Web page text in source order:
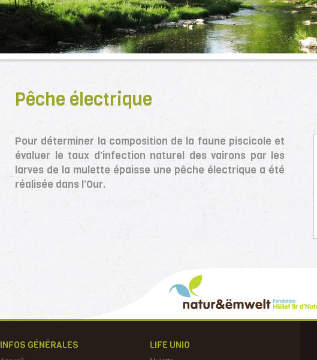
Pêche électrique
Pour déterminer la composition de la faune piscicole et
évaluer le taux d'infection naturel des vairons par les
larves de la mulette épaisse une pêche électrique a été
réalisée dans l'Our.
INFOS GÉNÉRALES LIFE UNIO